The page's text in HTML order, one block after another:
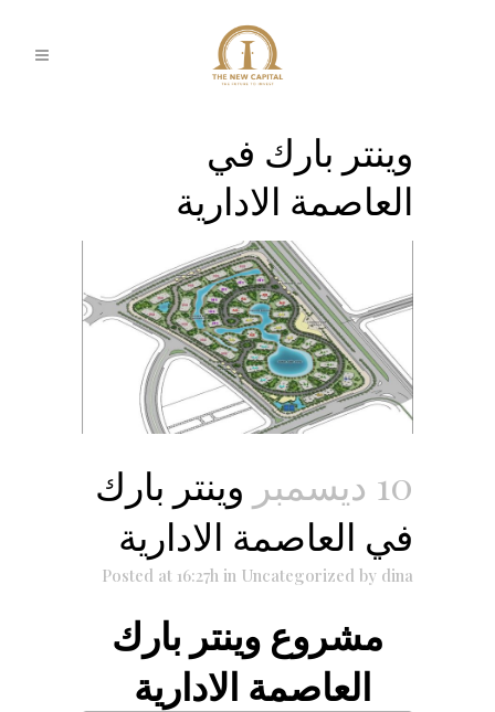
وينتر بارك في
العاصمة الادارية
10 ديسمبر
وينتر بارك
في العاصمة الادارية
Posted at 16:27h in Uncategorized by dina
مشروع وينتر بارك
العاصمة الادارية